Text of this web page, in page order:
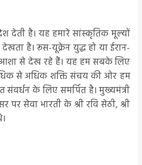
देती है। यह हमारे सांस्कृतिक मूल्यों
है। रूस-यूक्रेन युद्ध हो या ईरान-
आशा से देख रहे हैं। यह हम सबके लिए
से अधिक शक्ति संचय की ओर हम
के लिए समर्पित है। मुख्यमंत्री
सेवा भारती के श्री रवि सेठी, श्री